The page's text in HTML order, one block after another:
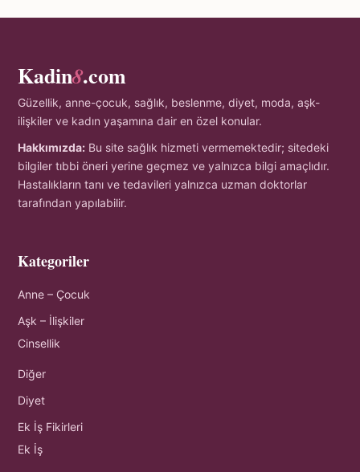
Kadin8.com
Güzellik, anne-çocuk, sağlık, beslenme, diyet, moda, aşk-
ilişkiler ve kadın yaşamına dair en özel konular.
Hakkımızda: Bu site sağlık hizmeti vermemektedir; sitedeki
bilgiler tıbbi öneri yerine geçmez ve yalnızca bilgi amaçlıdır.
Hastalıkların tanı ve tedavileri yalnızca uzman doktorlar
tarafından yapılabilir.
Kategoriler
Anne – Çocuk
Aşk – İlişkiler
Cinsellik
Diğer
Diyet
Ek İş Fikirleri
Ek İş